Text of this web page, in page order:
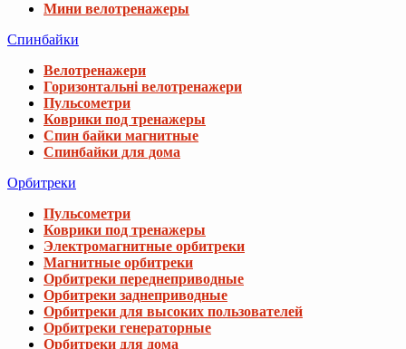
Мини велотренажеры
Спинбайки
Велотренажери
Горизонтальні велотренажери
Пульсометри
Коврики под тренажеры
Спин байки магнитные
Спинбайки для дома
Орбитреки
Пульсометри
Коврики под тренажеры
Электромагнитные орбитреки
Магнитные орбитреки
Орбитреки переднеприводные
Орбитреки заднеприводные
Орбитреки для высоких пользователей
Орбитреки генераторные
Орбитреки для дома